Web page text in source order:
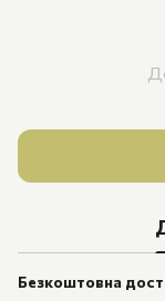
Безкоштовна